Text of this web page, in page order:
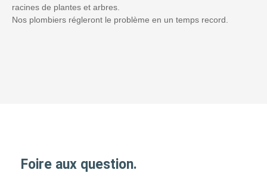
racines de plantes et arbres.
Nos plombiers régleront le problème en un temps record.
Foire aux question.